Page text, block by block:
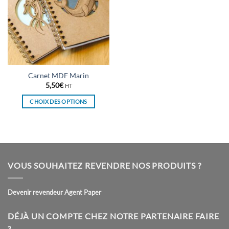
Carnet MDF Marin
5,50€ HT
CHOIX DES OPTIONS
plusieurs
Les
peuvent
sur
VOUS SOUHAITEZ REVENDRE NOS PRODUITS ?
Devenir revendeur Agent Paper
DÉJÀ UN COMPTE CHEZ NOTRE PARTENAIRE FAIRE